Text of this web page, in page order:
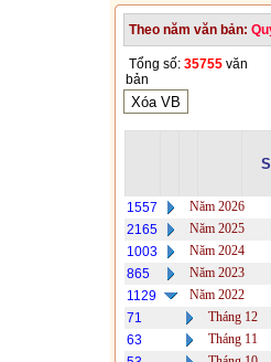
Theo năm văn bản:
Tổng số: 35755 văn
bản
1557
Năm 2026
2165
Năm 2025
1003
Năm 2024
865
Năm 2023
1129
Năm 2022
71
Tháng 12
63
Tháng 11